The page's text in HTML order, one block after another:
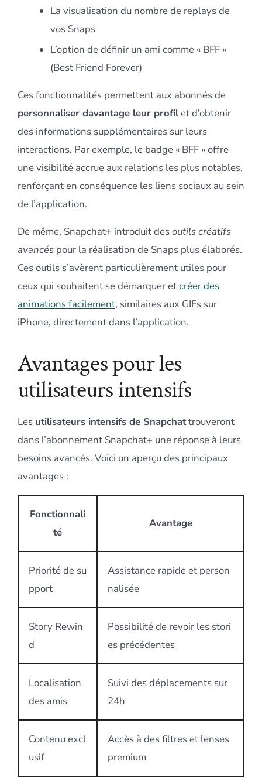
La visualisation du nombre de replays de
vos Snaps
L’option de définir un ami comme « BFF »
(Best Friend Forever)
Ces fonctionnalités permettent aux abonnés de
personnaliser davantage leur profilet d’obtenir
des informations supplémentaires sur leurs
interactions. Par exemple, le badge « BFF » offre
une visibilité accrue aux relations les plus notables,
renforçant en conséquence les liens sociaux au sein
de l’application.
De même, Snapchat+ introduit desoutils créatifs
avancéspour la réalisation de Snaps plus élaborés.
Ces outils s’avèrent particulièrement utiles pour
ceux qui souhaitent se démarquer etcréer des
animations facilement, similaires aux GIFs sur
iPhone, directement dans l’application.
Avantages pour les
utilisateurs intensifs
Les utilisateurs intensifs de Snapchattrouveront
dans l’abonnement Snapchat+ une réponse à leurs
besoins avancés. Voici un aperçu des principaux
avantages :
Fonctionnali
té
Avantage
Priorité de su
pport
Assistance rapide et person
nalisée
Story Rewin
d
Possibilité de revoir les stori
es précédentes
Localisation
des amis
Suivi des déplacements sur
24h
Contenu excl
usif
Accès à des filtres et lenses
premium